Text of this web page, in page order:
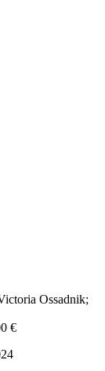
Ossadnik;
€